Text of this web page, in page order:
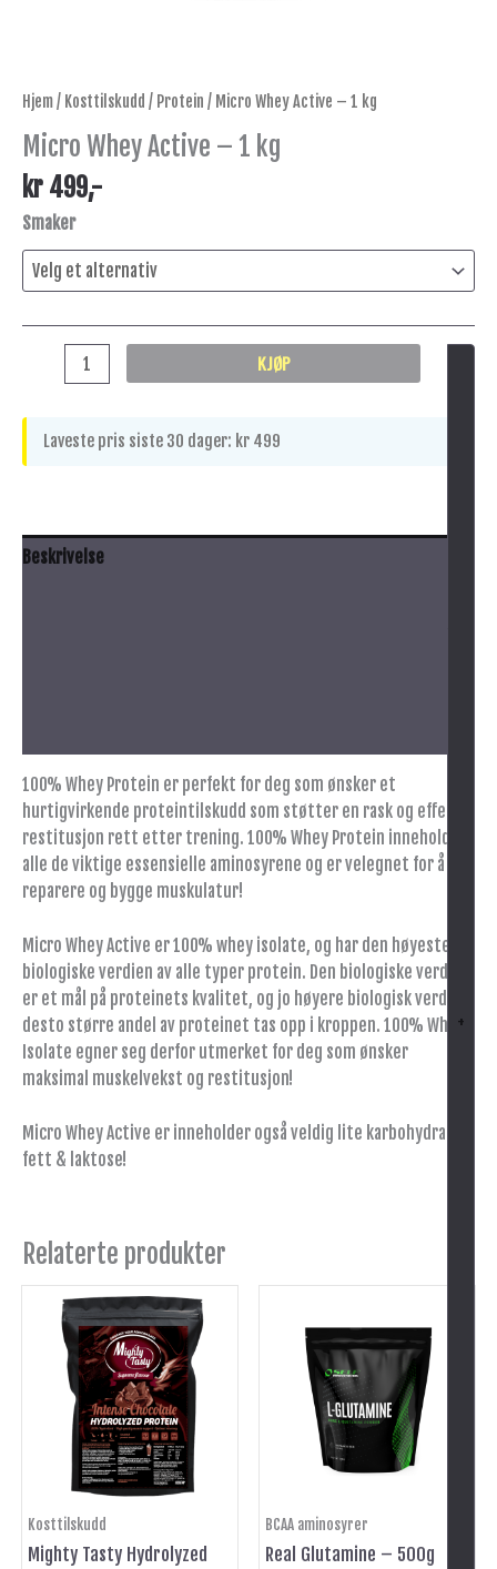
Hjem/ Kosttilskudd / Protein / Micro Whey Active – 1 kg
Micro Whey Active – 1 kg
kr 499,-
Smaker
+
KJØP
Laveste pris siste 30 dager: kr 499
Beskrivelse
100% Whey Protein er perfekt for deg som ønsker et
hurtigvirkende proteintilskudd som støtter en rask og effektiv
restitusjon rett etter trening. 100% Whey Protein inneholder
alle de viktige essensielle aminosyrene og er velegnet for å
reparere og bygge muskulatur!
Micro Whey Active er 100% whey isolate, og har den høyeste
biologiske verdien av alle typer protein. Den biologiske verdien
er et mål på proteinets kvalitet, og jo høyere biologisk verdi,
desto større andel av proteinet tas opp i kroppen. 100% Whey
Isolate egner seg derfor utmerket for deg som ønsker
maksimal muskelvekst og restitusjon!
Micro Whey Active er inneholder også veldig lite karbohydrater,
fett & laktose!
Relaterte produkter
Kosttilskudd
Mighty Tasty Hydrolyzed
BCAA aminosyrer
Real Glutamine – 500g